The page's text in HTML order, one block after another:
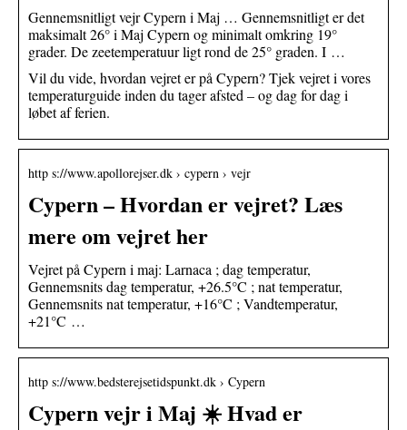
Gennemsnitligt vejr Cypern i Maj … Gennemsnitligt er det
maksimalt 26° i Maj Cypern og minimalt omkring 19°
grader. De zeetemperatuur ligt rond de 25° graden. I …
Vil du vide, hvordan vejret er på Cypern? Tjek vejret i vores
temperaturguide inden du tager afsted – og dag for dag i
løbet af ferien.
http s://www.apollorejser.dk › cypern › vejr
Cypern – Hvordan er vejret? Læs
mere om vejret her
Vejret på Cypern i maj: Larnaca ; dag temperatur,
Gennemsnits dag temperatur, +26.5°C ; nat temperatur,
Gennemsnits nat temperatur, +16°C ; Vandtemperatur,
+21°C …
http s://www.bedsterejsetidspunkt.dk › Cypern
Cypern vejr i Maj ☀️ Hvad er